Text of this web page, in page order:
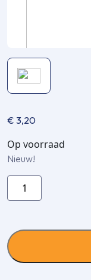
€ 3,20
Op voorraad
Nieuw!
Optimal
Duct
muurrozet
aantal